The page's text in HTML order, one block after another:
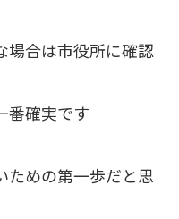
場合は市役所に確認
番確実です
ための第一歩だと思